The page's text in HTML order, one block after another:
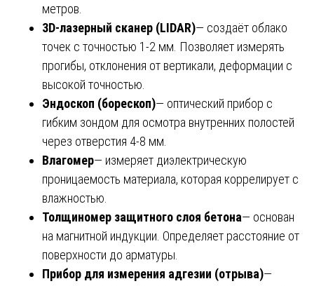
метров.
3D-лазерный сканер (LIDAR)— создаёт облако
точек с точностью 1-2 мм. Позволяет измерять
прогибы, отклонения от вертикали, деформации с
высокой точностью.
Эндоскоп (борескоп)— оптический прибор с
гибким зондом для осмотра внутренних полостей
через отверстия 4-8 мм.
Влагомер— измеряет диэлектрическую
проницаемость материала, которая коррелирует с
влажностью.
Толщиномер защитного слоя бетона— основан
на магнитной индукции. Определяет расстояние от
поверхности до арматуры.
Прибор для измерения адгезии (отрыва)—